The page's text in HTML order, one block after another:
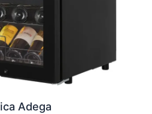
Adega